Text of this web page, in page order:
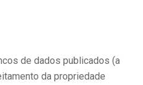
de dados publicados (a
da propriedade